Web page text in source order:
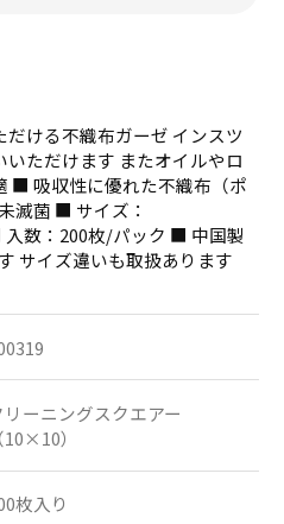
ける不織布ガーゼ インスツ
ただけます またオイルやロ
■ 吸収性に優れた不織布（ポ
滅菌 ■ サイズ：
数：200枚/パック ■ 中国製
サイズ違いも取扱あります
リーニングスクエアー
（10×10）
枚入り